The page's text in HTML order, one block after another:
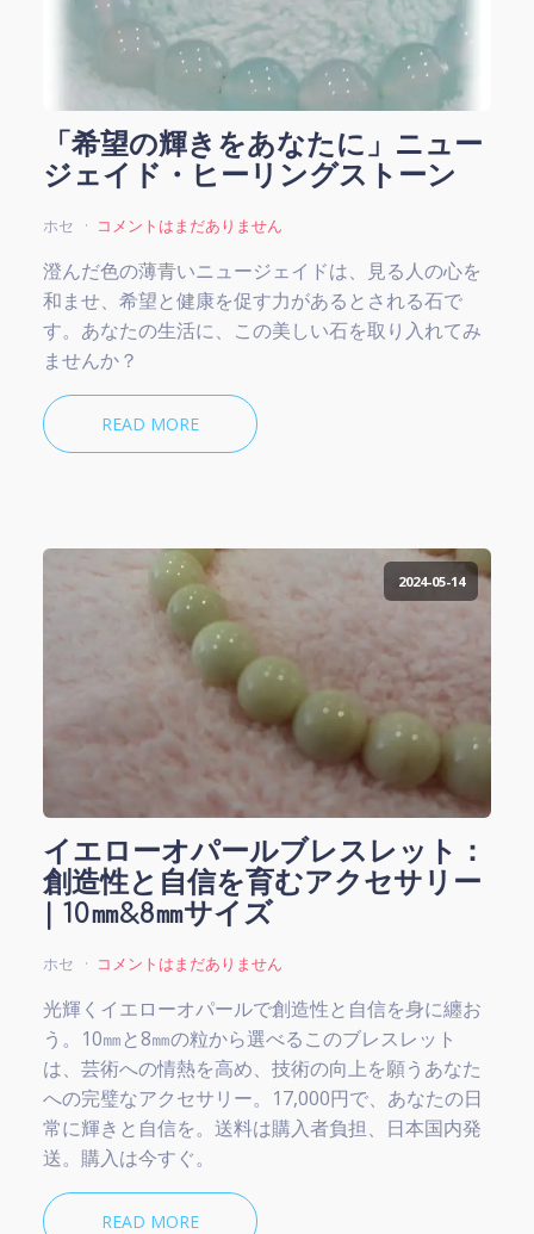
「希望の輝きをあなたに」ニュー
ジェイド・ヒーリングストーン
ホセ コメントはまだありません
澄んだ色の薄青いニュージェイドは、見る人の心を
和ませ、希望と健康を促す力があるとされる石で
す。あなたの生活に、この美しい石を取り入れてみ
ませんか？
READ MORE
2024-05-14
イエローオパールブレスレット：
創造性と自信を育むアクセサリー
| 10㎜&8㎜サイズ
ホセ コメントはまだありません
光輝くイエローオパールで創造性と自信を身に纏お
う。10㎜と8㎜の粒から選べるこのブレスレット
は、芸術への情熱を高め、技術の向上を願うあなた
への完璧なアクセサリー。17,000円で、あなたの日
常に輝きと自信を。送料は購入者負担、日本国内発
送。購入は今すぐ。
READ MORE